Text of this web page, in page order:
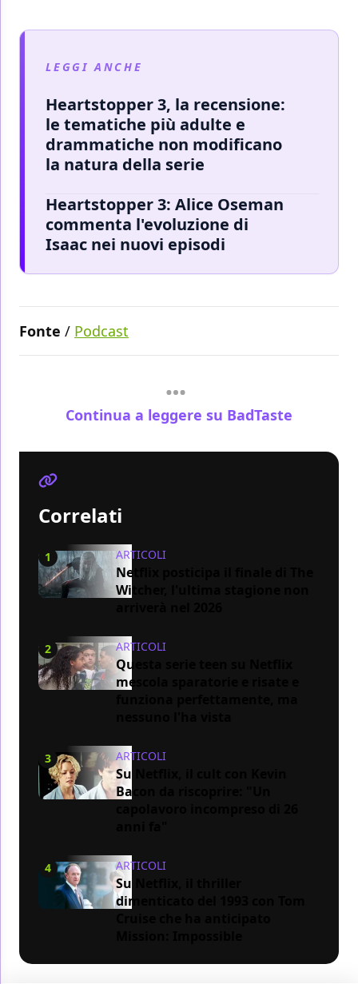
LEGGI ANCHE
Heartstopper 3, la recensione:
le tematiche più adulte e
drammatiche non modificano
la natura della serie
Heartstopper 3: Alice Oseman
commenta l'evoluzione di
Isaac nei nuovi episodi
Fonte / Podcast
Continua a leggere su BadTaste
Correlati
1 ARTICOLI
Netflix posticipa il finale di The
Witcher, l'ultima stagione non
2 ARTICOLI
Questa serie teen su Netflix
mescola sparatorie e risate e
3 ARTICOLI
Su Netflix, il cult con Kevin
Bacon da riscoprire: "Un
4 ARTICOLI
Su Netflix, il thriller
dimenticato del 1993 con Tom